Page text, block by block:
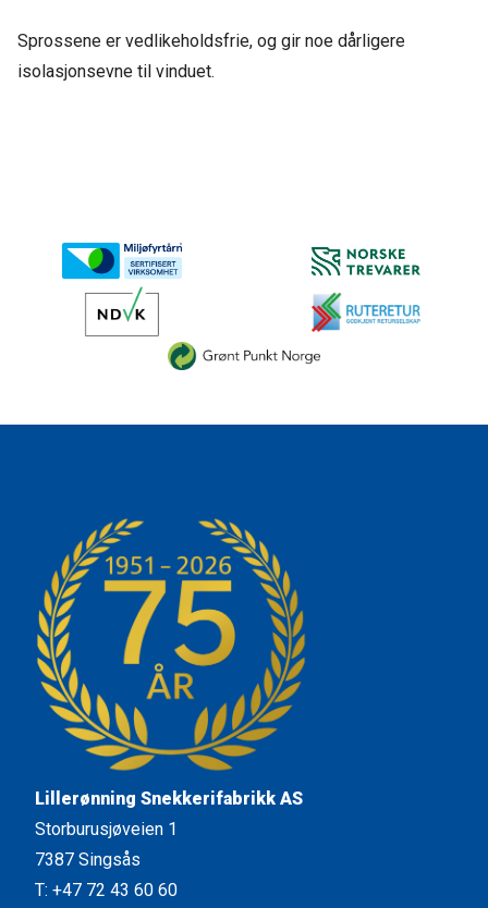
Sprossene er vedlikeholdsfrie, og gir noe dårligere
isolasjonsevne til vinduet.
Lillerønning Snekkerifabrikk AS
Storburusjøveien 1
7387 Singsås
T: +47 72 43 60 60